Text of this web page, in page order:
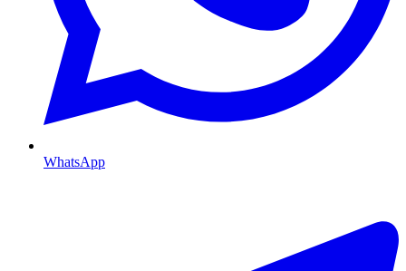
WhatsApp